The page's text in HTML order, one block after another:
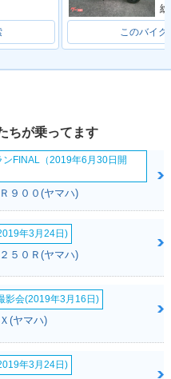
12
ンジ
2015年 TRICITY 12
5 ABS・追加
このバイク
ちが乗ってます
ンFINAL（2019年6月30日開
９００(ヤマハ)
年3月24日)
５０Ｒ(ヤマハ)
影会(2019年3月16日)
(ヤマハ)
年3月24日)